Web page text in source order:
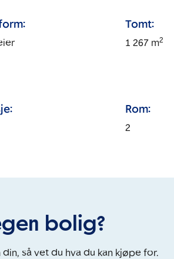
Tomt:
1 267 m2
Rom:
2
bolig?
så vet du hva du kan kjøpe for.